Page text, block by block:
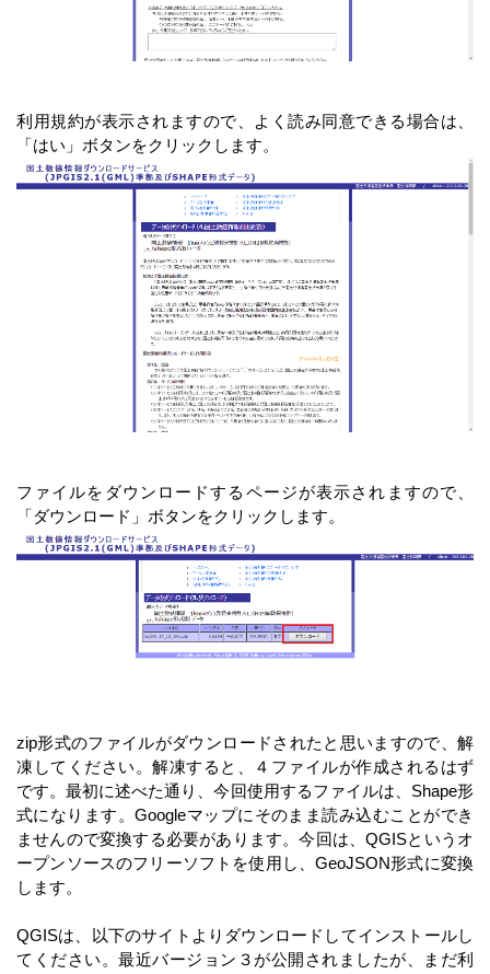
利用規約が表示されますので、よく読み同意できる場合は、
「はい」ボタンをクリックします。
ファイルをダウンロードするページが表示されますので、
「ダウンロード」ボタンをクリックします。
zip形式のファイルがダウンロードされたと思いますので、解
凍してください。解凍すると、４ファイルが作成されるはず
です。最初に述べた通り、今回使用するファイルは、Shape形
式になります。Googleマップにそのまま読み込むことができ
ませんので変換する必要があります。今回は、QGISというオ
ープンソースのフリーソフトを使用し、GeoJSON形式に変換
します。
QGISは、以下のサイトよりダウンロードしてインストールし
てください。最近バージョン３が公開されましたが、まだ利